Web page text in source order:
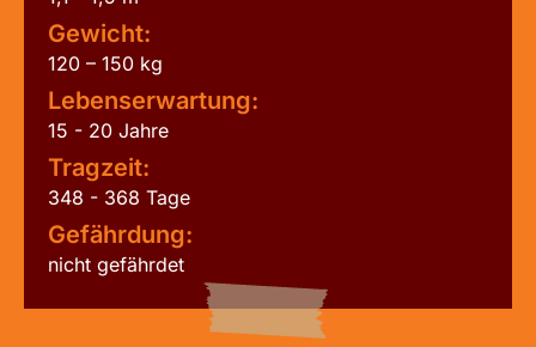
Gewicht:
120 – 150 kg
Lebenserwartung:
15 - 20 Jahre
Tragzeit:
348 - 368 Tage
Gefährdung:
nicht gefährdet